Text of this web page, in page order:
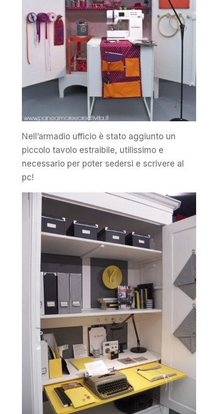
Nell’armadio ufficio è stato aggiunto un
piccolo tavolo estraibile, utilissimo e
necessario per poter sedersi e scrivere al
pc!